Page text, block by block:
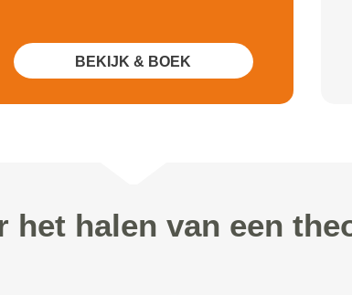
BEKIJK & BOEK
het halen van een